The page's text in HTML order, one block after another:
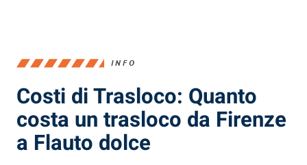
INFO
Costi di Trasloco: Quanto
costa un trasloco da Firenze
a Flauto dolce